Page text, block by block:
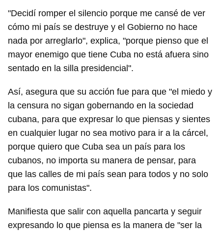
"Decidí romper el silencio porque me cansé de ver
cómo mi país se destruye y el Gobierno no hace
nada por arreglarlo", explica, "porque pienso que el
mayor enemigo que tiene Cuba no está afuera sino
sentado en la silla presidencial".
Así, asegura que su acción fue para que "el miedo y
la censura no sigan gobernando en la sociedad
cubana, para que expresar lo que piensas y sientes
en cualquier lugar no sea motivo para ir a la cárcel,
porque quiero que Cuba sea un país para los
cubanos, no importa su manera de pensar, para
que las calles de mi país sean para todos y no solo
para los comunistas".
Manifiesta que salir con aquella pancarta y seguir
expresando lo que piensa es la manera de "ser la